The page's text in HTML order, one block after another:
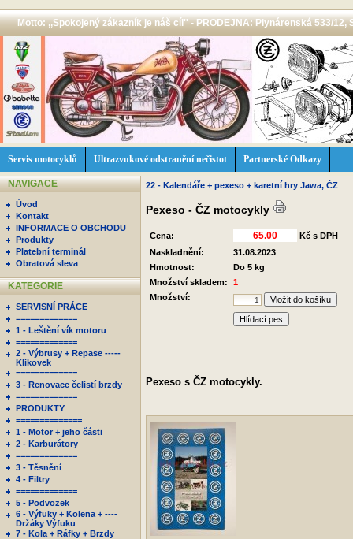
Motto: ,,Spokojený zákazník je náš cíl'' - PRODEJNA: Plynárenská 533/12,
Servis motocyklů Ultrazvukové odstranění nečistot Partnerské Odkazy
NAVIGACE
Úvod
Kontakt
INFORMACE O OBCHODU
Produkty
Platební terminál
Obratová sleva
KATEGORIE
SERVISNÍ PRÁCE
=============
1 - Leštění vík motoru
=============
2 - Výbrusy + Repase -----
Klikovek
=============
3 - Renovace čelistí brzdy
=============
PRODUKTY
==============
1 - Motor + jeho části
2 - Karburátory
=============
3 - Těsnění
4 - Filtry
=============
5 - Podvozek
6 - Výfuky + Kolena + ----
Držáky Výfuku
7 - Kola + Ráfky + Brzdy
22 - Kalendáře + pexeso + karetní hry Jawa, ČZ
Pexeso - ČZ motocykly
Cena:
Kč s DPH
Naskladnění:
31.08.2023
Hmotnost:
Do 5 kg
Množství skladem:
1
Množství:
Hlídací pes
Pexeso s ČZ motocykly.